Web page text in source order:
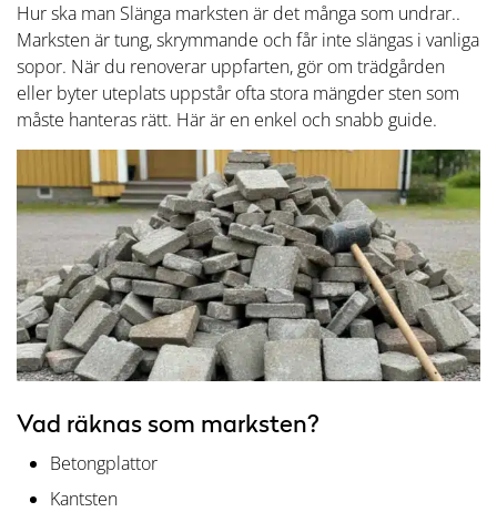
Hur ska man Slänga marksten är det många som undrar..
Marksten är tung, skrymmande och får inte slängas i vanliga
sopor. När du renoverar uppfarten, gör om trädgården
eller byter uteplats uppstår ofta stora mängder sten som
måste hanteras rätt. Här är en enkel och snabb guide.
Vad räknas som marksten?
Betongplattor
Kantsten